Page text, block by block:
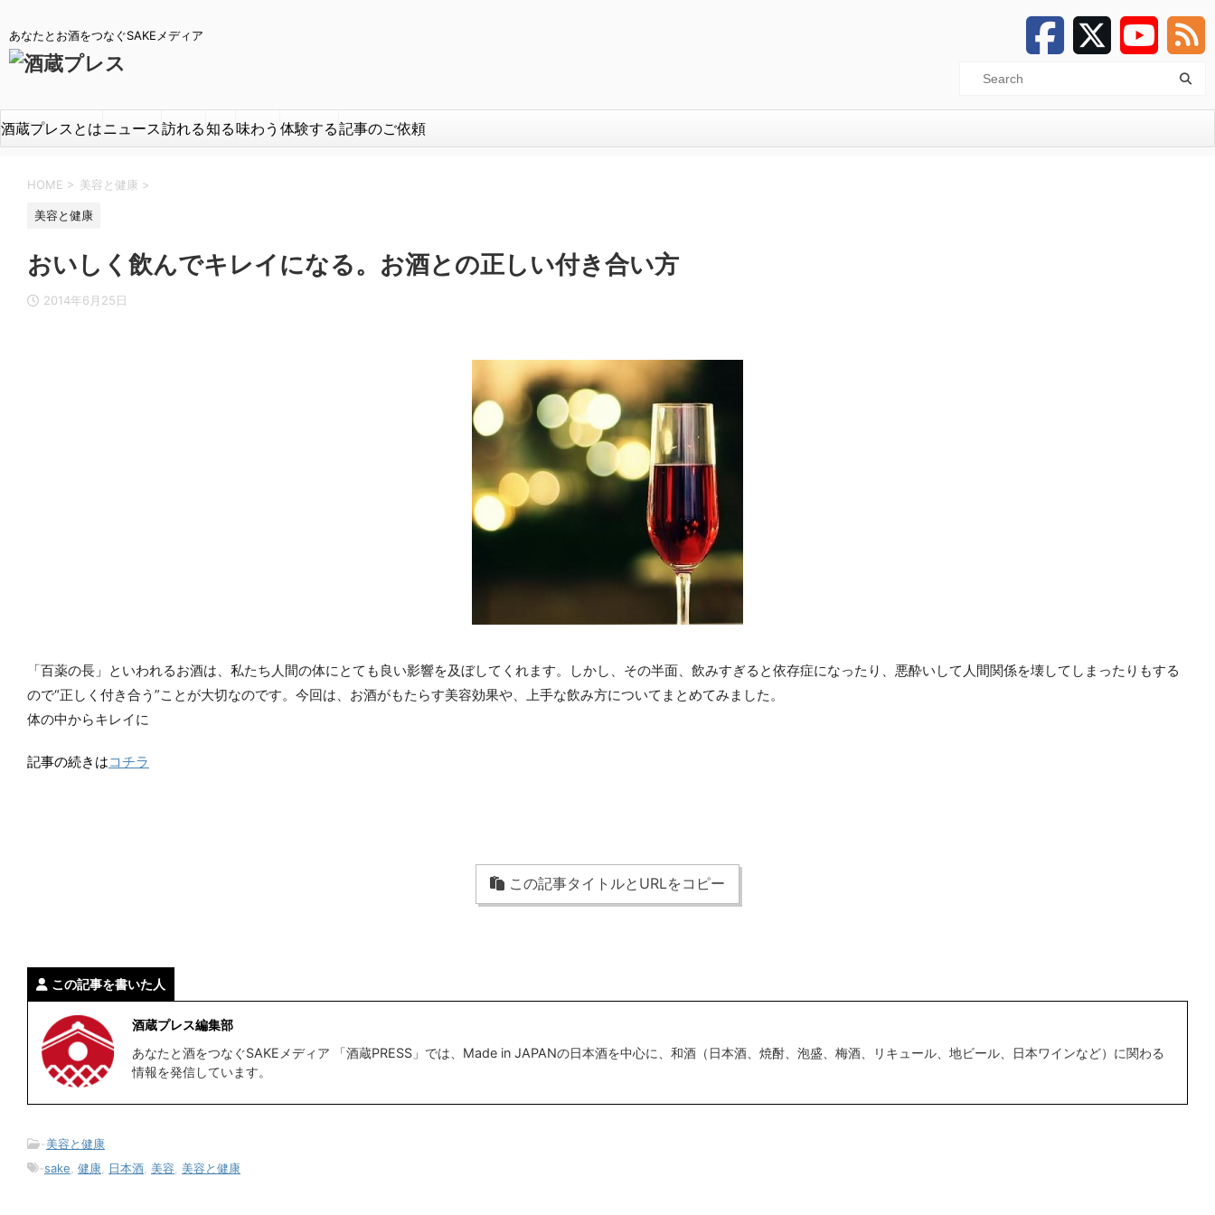
あなたとお酒をつなぐSAKEメディア
酒蔵プレスとはニュース訪れる知る味わう 体験する記事のご依頼
HOME > 美容と健康 >
美容と健康
おいしく飲んでキレイになる。お酒との正しい付き合い方
2014年6月25日
「百薬の長」といわれるお酒は、私たち人間の体にとても良い影響を及ぼしてくれます。しかし、その半面、飲みすぎると依存症になったり、悪酔いして人間関係を壊してしまったりもする
ので“正しく付き合う”ことが大切なのです。今回は、お酒がもたらす美容効果や、上手な飲み方についてまとめてみました。
体の中からキレイに
記事の続きはコチラ
この記事タイトルとURLをコピー
この記事を書いた人
酒蔵プレス編集部
あなたと酒をつなぐSAKEメディア 「酒蔵PRESS」では、Made in JAPANの日本酒を中心に、和酒（日本酒、焼酎、泡盛、梅酒、リキュール、地ビール、日本ワインなど）に関わる
情報を発信しています。
-美容と健康
-sake 健康 日本酒 美容 美容と健康